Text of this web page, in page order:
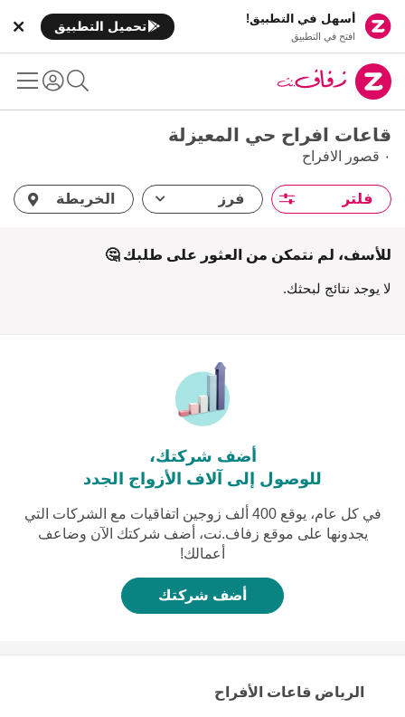
أسهل في التطبيق!
افتح في التطبيق
تحميل التطبيق
قاعات افراح حي المعيزلة
٠ قصور الافراح
فلتر فرز الخريطة
للأسف، لم نتمكن من العثور على طلبك 🤔
لا يوجد نتائج لبحثك.
أضف شركتك،
للوصول إلى آلاف الأزواج الجدد
في كل عام، يوقع 400 ألف زوجين اتفاقيات مع الشركات التي
يجدونها على موقع زفاف.نت، أضف شركتك الآن وضاعف
أعمالك!
أضف شركتك
الرياض قاعات الأفراح